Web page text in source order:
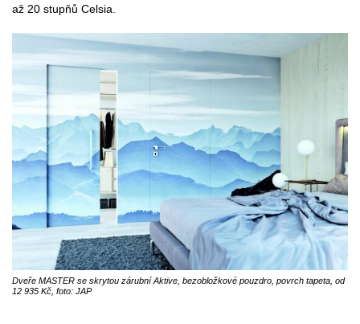
až 20 stupňů Celsia.
Dveře MASTER se skrytou zárubní Aktive, bezobložkové pouzdro, povrch tapeta, od
12 935 Kč, foto: JAP